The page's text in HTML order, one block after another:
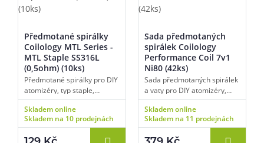
Předmotané spirálky
Coilology MTL Series -
MTL Staple SS316L
(0,5ohm) (10ks)
Předmotané spirálky pro DIY
atomizéry, typ staple,
materiál nerezová ocel,
odpor 0,5 ohm, vhodné pro
MTL vaping, vnitřní průměr
Skladem online
Skladem na 10 prodejnách
Sada předmotaných
spirálek Coilology
Performance Coil 7v1
Ni80 (42ks)
Sada předmotaných spirálek
a vaty pro DIY atomizéry,
různé typy, materiál
nichrom, různé odpory,
vhodné pro DL vaping, vnitřní
Skladem online
Skladem na 11 prodejnách